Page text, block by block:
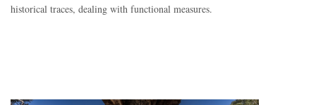
historical traces, dealing with functional measures.